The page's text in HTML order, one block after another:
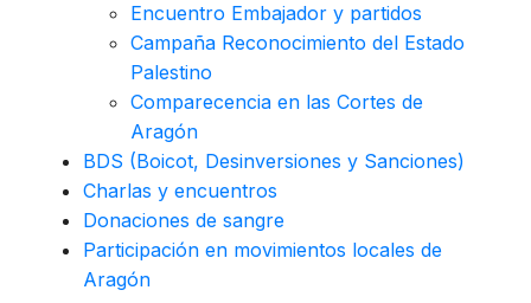
Encuentro Embajador y partidos
Campaña Reconocimiento del Estado
Palestino
Comparecencia en las Cortes de
Aragón
BDS (Boicot, Desinversiones y Sanciones)
Charlas y encuentros
Donaciones de sangre
Participación en movimientos locales de
Aragón